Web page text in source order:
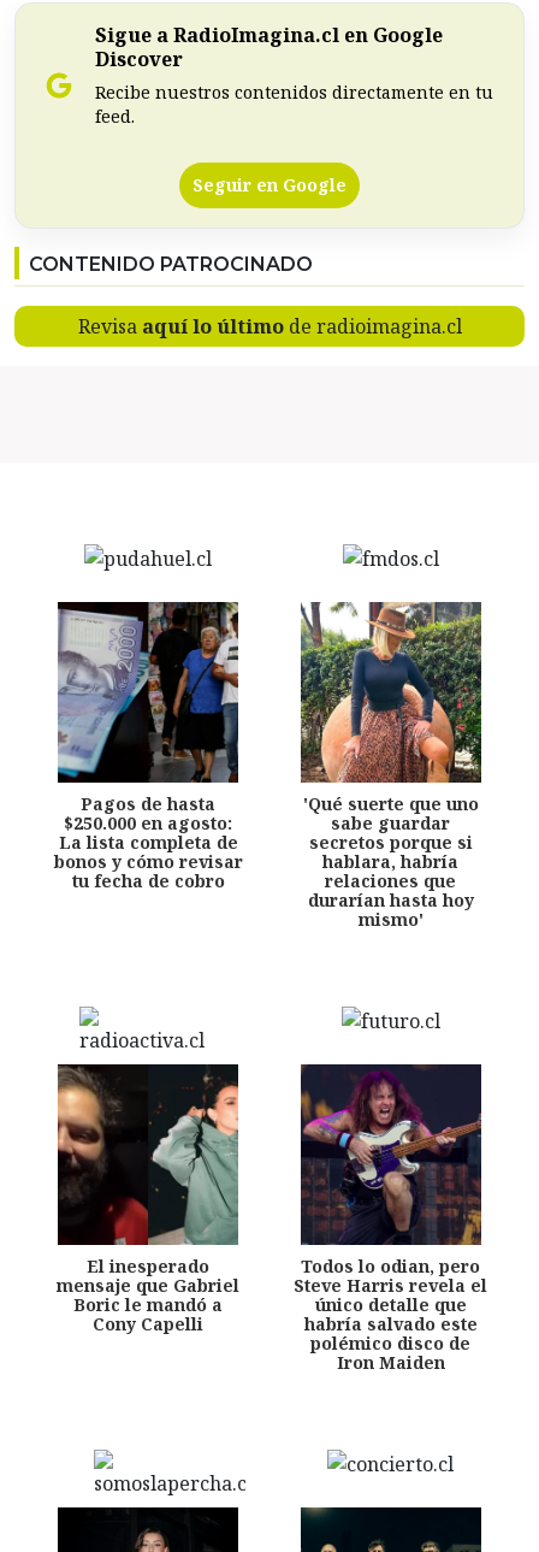
Sigue a RadioImagina.cl en Google
Discover
Recibe nuestros contenidos directamente en tu
feed.
Seguir en Google
CONTENIDO PATROCINADO
Revisa aquí lo últimode radioimagina.cl
Pagos de hasta
$250.000 en agosto:
La lista completa de
bonos y cómo revisar
tu fecha de cobro
'Qué suerte que uno
sabe guardar
secretos porque si
hablara, habría
relaciones que
durarían hasta hoy
mismo'
El inesperado
mensaje que Gabriel
Boric le mandó a
Cony Capelli
Todos lo odian, pero
Steve Harris revela el
único detalle que
habría salvado este
polémico disco de
Iron Maiden